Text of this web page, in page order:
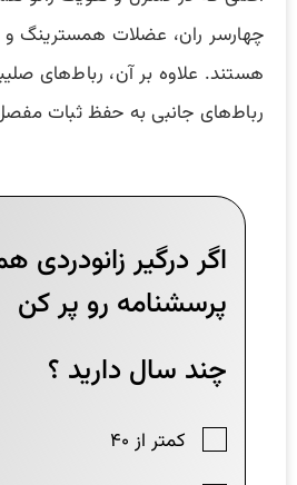
چهارسر ران، عضلات همسترینگ
هستند. علاوه بر آن، رباط‌های
رباط‌های جانبی به حفظ ثبات